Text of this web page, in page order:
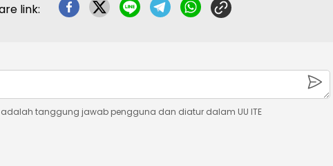
link:
tanggung jawab pengguna dan diatur dalam UU ITE